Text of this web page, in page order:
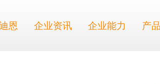
恩 企业资讯 企业能力 产